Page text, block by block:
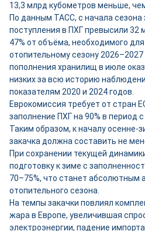
13,3 млрд кубометров меньше,
По данным ТАСС, с начала сезона
поступления в ПХГ превысили 32
47% от объёма, необходимого
отопительному сезону
пополнения хранилищ в июле
низких за всю историю
показателям 2020 и 2024 годов.
Еврокомиссия требует от стран
заполнение ПХГ на 90% в период
Таким образом, к началу осенне-
закачка должна составить не
При сохранении текущей
подготовку к зиме с
70–75%, что станет абсолютным
отопительного сезона.
На темпы закачки повлиял
жара в Европе, увеличившая
электроэнергии, падение